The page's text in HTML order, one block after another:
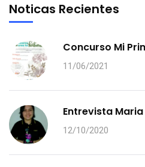
Noticas Recientes
Concurso Mi
11/06/2021
Entrevista
12/10/2020